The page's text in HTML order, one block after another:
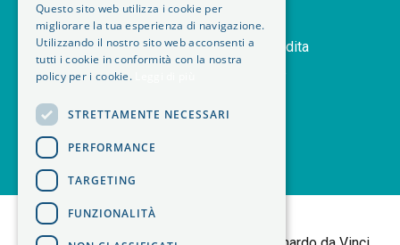
orders Storico ordini
handshake Termini e condizioni di vendita
delivery_truck_speed
Questo sito web utilizza i cookie per
migliorare la tua esperienza di navigazione.
Utilizzando il nostro sito web acconsenti a
tutti i cookie in conformità con la nostra
policy per i cookie.
STRETTAMENTE NECESSARI
PERFORMANCE
TARGETING
FUNZIONALITÀ